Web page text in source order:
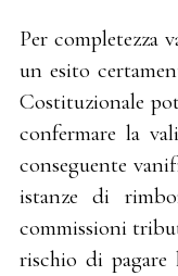
Per completezza
un esito
Costituzionale
confermare la
conseguente
istanze di
commissioni
rischio di pagare